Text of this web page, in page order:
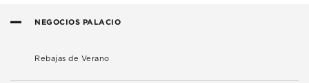
NEGOCIOS PALACIO
Rebajas de Verano